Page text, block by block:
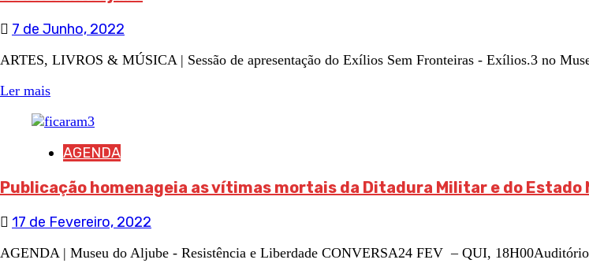
7 de Junho, 2022
ARTES, LIVROS & MÚSICA | Sessão de apresentação do Exílios Sem Fronteiras - Exílios.3 no
Ler mais
AGENDA
Publicação homenageia as vítimas mortais da Ditadura Militar e do Estado
17 de Fevereiro, 2022
AGENDA | Museu do Aljube - Resistência e Liberdade CONVERSA24 FEV – QUI,